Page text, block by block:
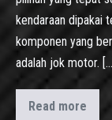
kendaraan dipakai
komponen yang
adalah jok motor.
Read more